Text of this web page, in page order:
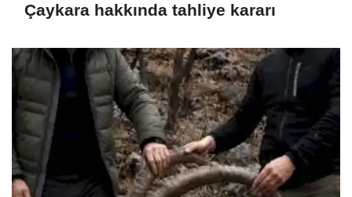
Çaykara hakkında tahliye kararı